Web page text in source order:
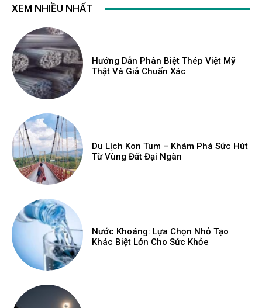
XEM NHIỀU NHẤT
Hướng Dẫn Phân Biệt Thép Việt Mỹ
Thật Và Giả Chuẩn Xác
Du Lịch Kon Tum – Khám Phá Sức Hút
Từ Vùng Đất Đại Ngàn
Nước Khoáng: Lựa Chọn Nhỏ Tạo
Khác Biệt Lớn Cho Sức Khỏe